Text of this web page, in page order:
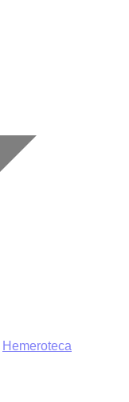
Hemeroteca